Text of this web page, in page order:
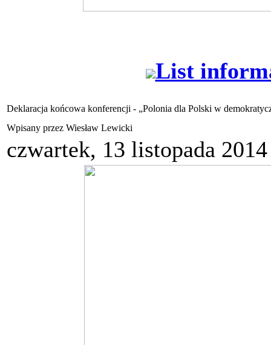
List
Deklaracja końcowa konferencji - „Polonia dla Polski w
Wpisany przez Wiesław Lewicki
czwartek, 13 listopada